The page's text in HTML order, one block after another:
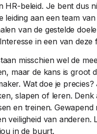
HR-beleid. Je bent dus
leiding aan een team
van de gestelde
in een van
misschien wel de
maar de kans is groot
Wat doe je
slapen of leren.
en treinen.
veiligheid van
in de buurt.